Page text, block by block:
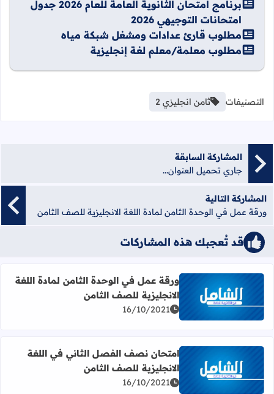
برنامج امتحان الثانوية العامة للعام 2026 جدول
امتحانات التوجيهي 2026
مطلوب قارئ عدادات ومشغل شبكة مياه
مطلوب معلمة/معلم لغة إنجليزية
التصنيفات ثامن انجليزي 2
المشاركة السابقة
جاري تحميل العنوان...
المشاركة التالية
ورقة عمل في الوحدة الثامن لمادة اللغة الانجليزية للصف الثامن
قد تُعجبك هذه المشاركات
اقرأ المزيد عن ورقة عمل في الوحدة الثامن لمادة اللغة
ورقة عمل في الوحدة الثامن لمادة اللغة
الانجليزية للصف الثامن
16/10/2021
اقرأ المزيد عن امتحان نصف الفصل الثاني في اللغة
امتحان نصف الفصل الثاني في اللغة
الانجليزية للصف الثامن
16/10/2021